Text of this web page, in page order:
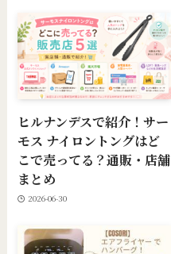
ヒルナンデスで紹介！サー
モス ナイロントングはど
こで売ってる？通販・店舗
まとめ
2026-06-30